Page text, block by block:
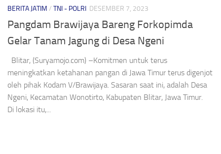
BERITA JATIM / TNI - POLRI DESEMBER 7, 2023
Pangdam Brawijaya Bareng Forkopimda
Gelar Tanam Jagung di Desa Ngeni
Blitar, (Suryamojo.com) –Komitmen untuk terus
meningkatkan ketahanan pangan di Jawa Timur terus digenjot
oleh pihak Kodam V/Brawijaya. Sasaran saat ini, adalah Desa
Ngeni, Kecamatan Wonotirto, Kabupaten Blitar, Jawa Timur.
Di lokasi itu,...